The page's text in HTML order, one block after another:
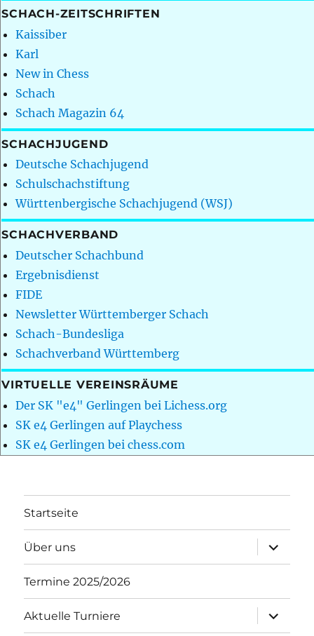
SCHACH-ZEITSCHRIFTEN
Kaissiber
Karl
New in Chess
Schach
Schach Magazin 64
SCHACHJUGEND
Deutsche Schachjugend
Schulschachstiftung
Württenbergische Schachjugend (WSJ)
SCHACHVERBAND
Deutscher Schachbund
Ergebnisdienst
FIDE
Newsletter Württemberger Schach
Schach-Bundesliga
Schachverband Württemberg
VIRTUELLE VEREINSRÄUME
Der SK "e4" Gerlingen bei Lichess.org
SK e4 Gerlingen auf Playchess
SK e4 Gerlingen bei chess.com
Startseite
Über uns
öffnen
Termine 2025/2026
Aktuelle Turniere
öffnen